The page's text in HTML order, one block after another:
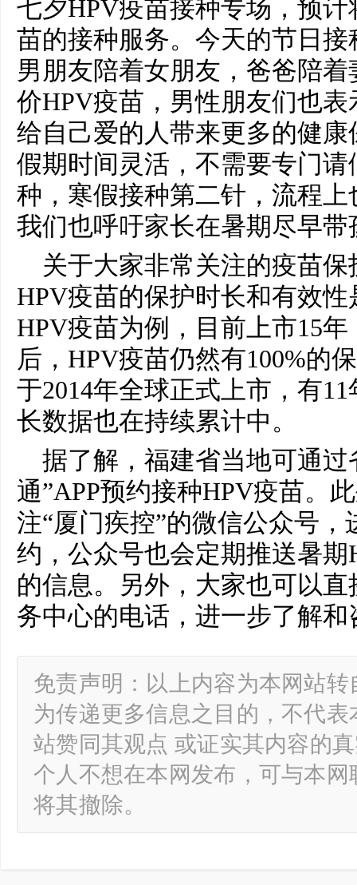
七夕HPV疫苗接种专场，预
苗的接种服务。今天的节日
男朋友陪着女朋友，爸爸陪
价HPV疫苗，男性朋友们也
给自己爱的人带来更多的健
假期时间灵活，不需要专门
种，寒假接种第二针，流程
我们也呼吁家长在暑期尽早带
关于大家非常关注的疫苗
HPV疫苗的保护时长和有效
HPV疫苗为例，目前上市15
后，HPV疫苗仍然有100%的
于2014年全球正式上市，有
长数据也在持续累计中。
据了解，福建省当地可通过
通”APP预约接种HPV疫苗。
注“厦门疾控”的微信公众号
约，公众号也会定期推送暑
的信息。另外，大家也可以
务中心的电话，进一步了解
免责声明：以上内容为本网站
为传递更多信息之目的，不代
站赞同其观点 或证实其内容的
个人不想在本网发布，可与本
将其撤除。